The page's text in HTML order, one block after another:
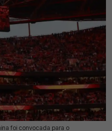
foi convocada para o